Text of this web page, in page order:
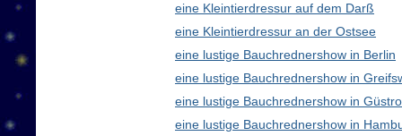
eine Kleintierdressur auf dem Darß
eine Kleintierdressur an der Ostsee
eine lustige Bauchrednershow in Berlin
eine lustige Bauchrednershow in
eine lustige Bauchrednershow in
eine lustige Bauchrednershow in